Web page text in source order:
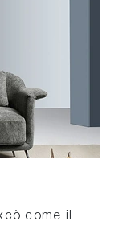
come il